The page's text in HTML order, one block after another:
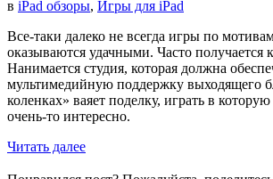
в iPad обзоры, Игры для iPad
Все-таки далеко не всегда игры по
оказываются удачными. Часто получается
Нанимается студия, которая должна
мультимедийную поддержку выходящего
коленках» ваяет поделку, играть в
очень-то интересно.
Читать далее